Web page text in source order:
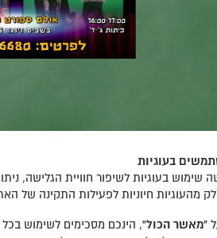
בעוגיות
שימוש בעוגיות לשיפור חוויית הגלישה,
מהעוגיות חיוניות לפעילות התקינה של
“מאשר הכול”, הינכם מסכימים לשימוש בכל